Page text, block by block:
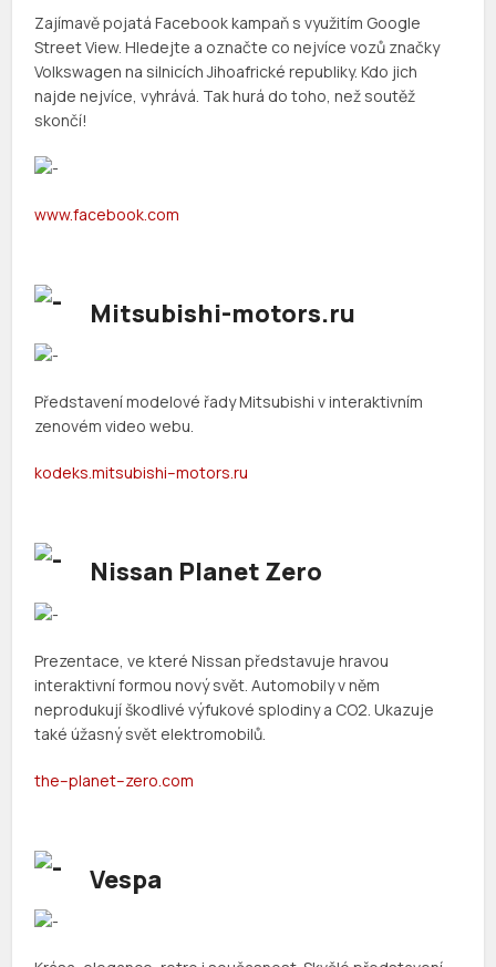
Zajímavě pojatá Facebook kampaň s využitím Google
Street View. Hledejte a označte co nejvíce vozů značky
Volkswagen na silnicích Jihoafrické republiky. Kdo jich
najde nejvíce, vyhrává. Tak hurá do toho, než soutěž
skončí!
www.facebook.com
Mitsubishi-motors.ru
Představení modelové řady Mitsubishi v interaktivním
zenovém video webu.
kodeks.mitsubishi–motors.ru
Nissan Planet Zero
Prezentace, ve které Nissan představuje hravou
interaktivní formou nový svět. Automobily v něm
neprodukují škodlivé výfukové splodiny a CO2. Ukazuje
také úžasný svět elektromobilů.
the–planet–zero .com
Vespa